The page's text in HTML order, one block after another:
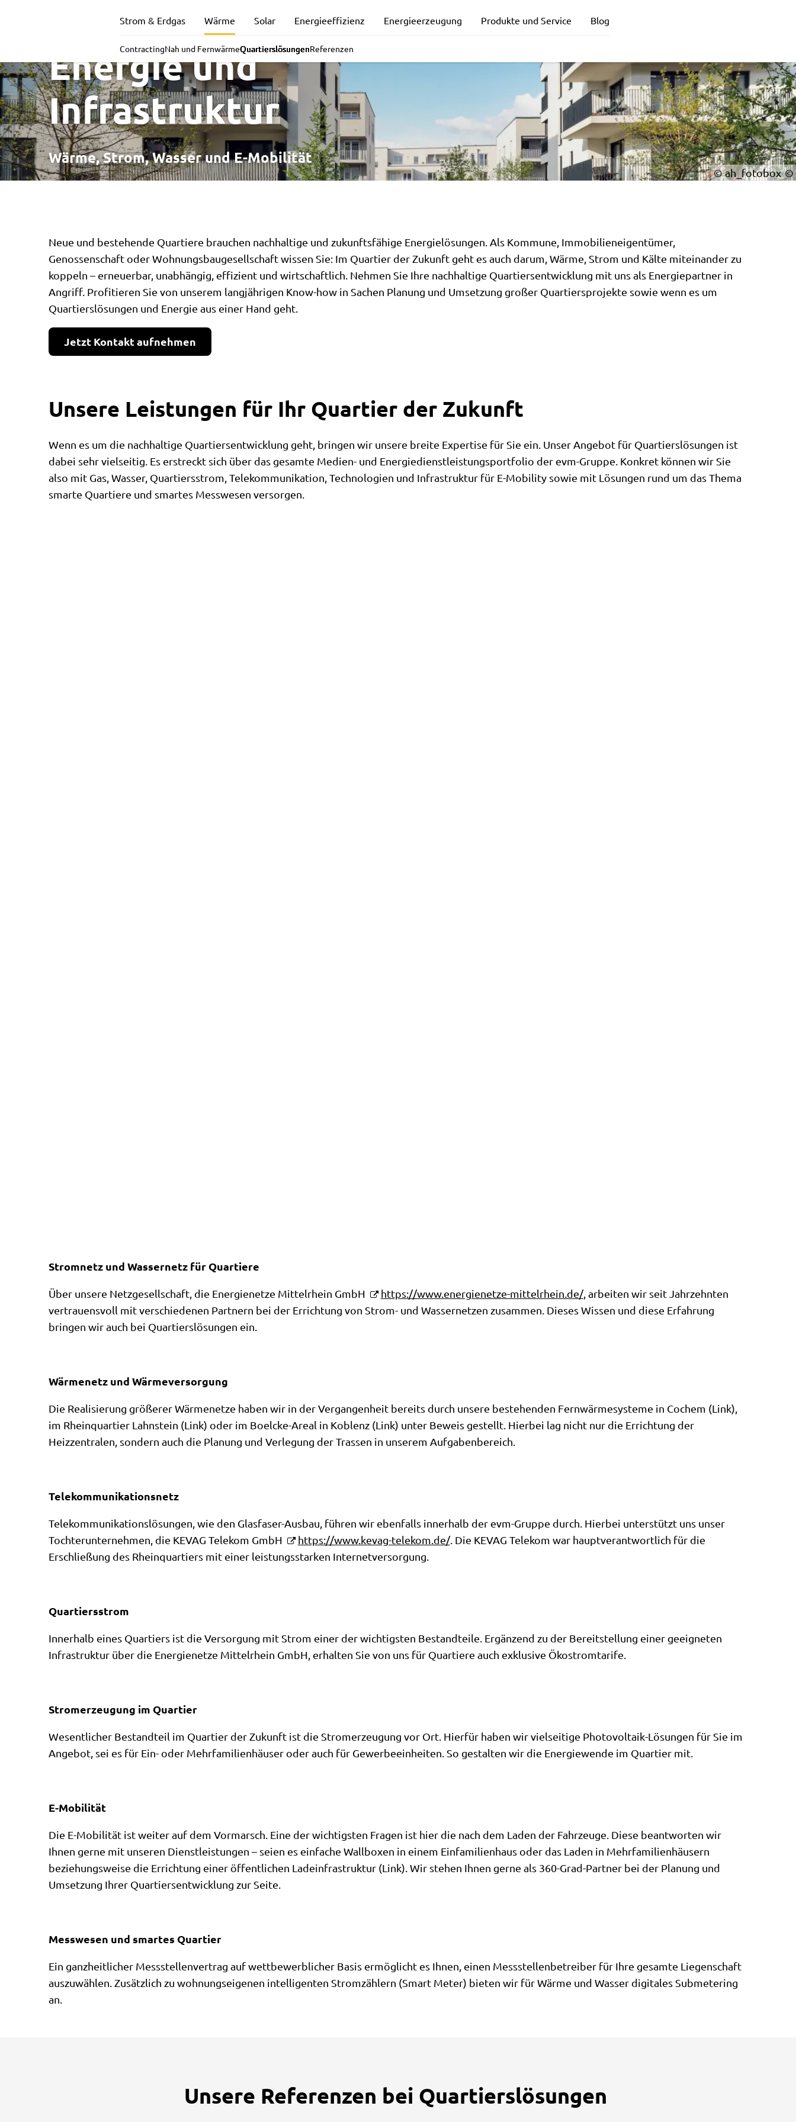
Strom & Erdgas Wärme Solar Energieeffizienz Energieerzeugung Produkte und Service Blog
ContractingNah und FernwärmeQuartierslösungenReferenzen
© ah_fotobox
Quartierslösungen:
Energie und
Infrastruktur
Wärme, Strom, Wasser und E-Mobilität
Neue und bestehende Quartiere brauchen nachhaltige und zukunftsfähige Energielösungen. Als Kommune, Immobilieneigentümer,
Genossenschaft oder Wohnungsbaugesellschaft wissen Sie: Im Quartier der Zukunft geht es auch darum, Wärme, Strom und Kälte miteinander zu
koppeln – erneuerbar, unabhängig, effizient und wirtschaftlich. Nehmen Sie Ihre nachhaltige Quartiersentwicklung mit uns als Energiepartner in
Angriff. Profitieren Sie von unserem langjährigen Know-how in Sachen Planung und Umsetzung großer Quartiersprojekte sowie wenn es um
Quartierslösungen und Energie aus einer Hand geht.
Jetzt Kontakt aufnehmen
Unsere Leistungen für Ihr Quartier der Zukunft
Wenn es um die nachhaltige Quartiersentwicklung geht, bringen wir unsere breite Expertise für Sie ein. Unser Angebot für Quartierslösungen ist
dabei sehr vielseitig. Es erstreckt sich über das gesamte Medien- und Energiedienstleistungsportfolio der evm-Gruppe. Konkret können wir Sie
also mit Gas, Wasser, Quartiersstrom, Telekommunikation, Technologien und Infrastruktur für E-Mobility sowie mit Lösungen rund um das Thema
smarte Quartiere und smartes Messwesen versorgen.
Stromnetz und Wassernetz für Quartiere
Über unsere Netzgesellschaft, die Energienetze Mittelrhein GmbH https://www.energienetze-mittelrhein.de/, arbeiten wir seit Jahrzehnten
vertrauensvoll mit verschiedenen Partnern bei der Errichtung von Strom- und Wassernetzen zusammen. Dieses Wissen und diese Erfahrung
bringen wir auch bei Quartierslösungen ein.
Wärmenetz und Wärmeversorgung
Die Realisierung größerer Wärmenetze haben wir in der Vergangenheit bereits durch unsere bestehenden Fernwärmesysteme in Cochem (Link),
im Rheinquartier Lahnstein (Link) oder im Boelcke-Areal in Koblenz (Link) unter Beweis gestellt. Hierbei lag nicht nur die Errichtung der
Heizzentralen, sondern auch die Planung und Verlegung der Trassen in unserem Aufgabenbereich.
Telekommunikationsnetz
Telekommunikationslösungen, wie den Glasfaser-Ausbau, führen wir ebenfalls innerhalb der evm-Gruppe durch. Hierbei unterstützt uns unser
Tochterunternehmen, die KEVAG Telekom GmbH
https://www.kevag-telekom.de/. Die KEVAG Telekom war hauptverantwortlich für die
Erschließung des Rheinquartiers mit einer leistungsstarken Internetversorgung.
Quartiersstrom
Innerhalb eines Quartiers ist die Versorgung mit Strom einer der wichtigsten Bestandteile. Ergänzend zu der Bereitstellung einer geeigneten
Infrastruktur über die Energienetze Mittelrhein GmbH, erhalten Sie von uns für Quartiere auch exklusive Ökostromtarife.
Stromerzeugung im Quartier
Wesentlicher Bestandteil im Quartier der Zukunft ist die Stromerzeugung vor Ort. Hierfür haben wir vielseitige Photovoltaik-Lösungen für Sie im
Angebot, sei es für Ein- oder Mehrfamilienhäuser oder auch für Gewerbeeinheiten. So gestalten wir die Energiewende im Quartier mit.
E-Mobilität
Die E-Mobilität ist weiter auf dem Vormarsch. Eine der wichtigsten Fragen ist hier die nach dem Laden der Fahrzeuge. Diese beantworten wir
Ihnen gerne mit unseren Dienstleistungen – seien es einfache Wallboxen in einem Einfamilienhaus oder das Laden in Mehrfamilienhäusern
beziehungsweise die Errichtung einer öffentlichen Ladeinfrastruktur (Link). Wir stehen Ihnen gerne als 360-Grad-Partner bei der Planung und
Umsetzung Ihrer Quartiersentwicklung zur Seite.
Messwesen und smartes Quartier
Ein ganzheitlicher Messstellenvertrag auf wettbewerblicher Basis ermöglicht es Ihnen, einen Messstellenbetreiber für Ihre gesamte Liegenschaft
auszuwählen. Zusätzlich zu wohnungseigenen intelligenten Stromzählern (Smart Meter) bieten wir für Wärme und Wasser digitales Submetering
an.
Unsere Referenzen bei Quartierslösungen